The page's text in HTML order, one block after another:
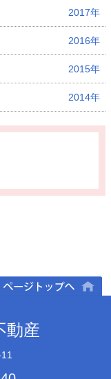
2017年
2016年
2015年
2014年
動産